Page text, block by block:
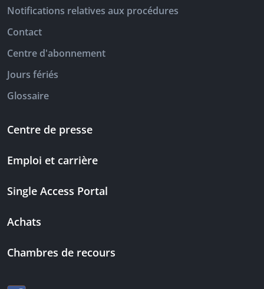
Notifications relatives aux procédures
Contact
Centre d'abonnement
Jours fériés
Glossaire
Centre de presse
Emploi et carrière
Single Access Portal
Achats
Chambres de recours